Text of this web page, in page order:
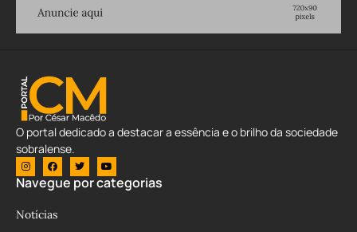
O portal dedicado a destacar a essência e o brilho da sociedade
sobralense.
Navegue por categorias
Notícias